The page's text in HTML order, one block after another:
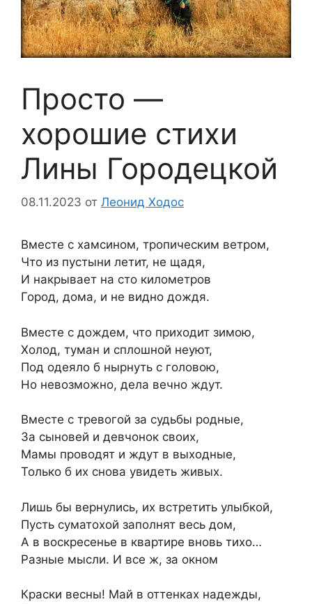
Просто —
хорошие стихи
Лины Городецкой
08.11.2023 от Леонид Ходос
Вместе с хамсином, тропическим ветром,
Что из пустыни летит, не щадя,
И накрывает на сто километров
Город, дома, и не видно дождя.
Вместе с дождем, что приходит зимою,
Холод, туман и сплошной неуют,
Под одеяло б нырнуть с головою,
Но невозможно, дела вечно ждут.
Вместе с тревогой за судьбы родные,
За сыновей и девчонок своих,
Мамы проводят и ждут в выходные,
Только б их снова увидеть живых.
Лишь бы вернулись, их встретить улыбкой,
Пусть суматохой заполнят весь дом,
А в воскресенье в квартире вновь тихо…
Разные мысли. И все ж, за окном
Краски весны! Май в оттенках надежды,